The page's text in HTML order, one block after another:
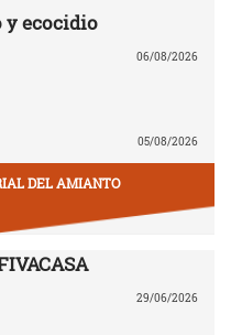
y ecocidio
06/08/2026
05/08/2026
DEL AMIANTO
29/06/2026